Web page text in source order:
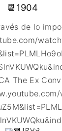
📆1904
de lo
The Ex